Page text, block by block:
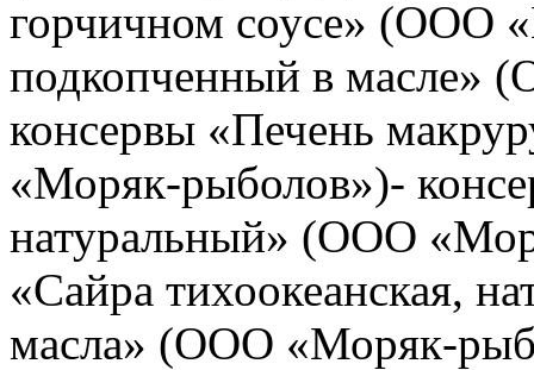
горчичном соусе» (ООО
подкопченный в масле»
консервы «Печень
«Моряк-рыболов»)-
натуральный» (ООО
«Сайра тихоокеанская,
масла» (ООО «Моряк-